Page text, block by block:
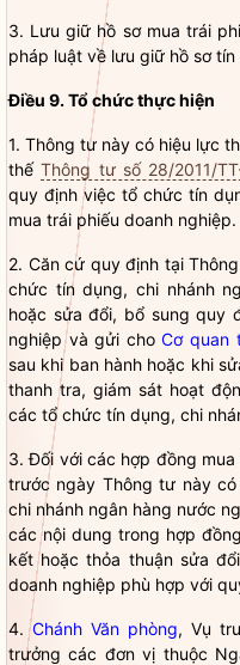
3. Lưu giữ hồ sơ mua trái
pháp luật về lưu giữ hồ sơ tín
Điều 9. Tổ chức thực hiện
1. Thông tư này có hiệu lực
thếThông tư số 28/2011/
quy định việc tổ chức tín
mua trái phiếu doanh nghiệp.
2. Căn cứ quy định tại
chức tín dụng, chi nhánh
hoặc sửa đổi, bổ sung quy
nghiệpvà gửi choCơ quan
sau khi ban hành hoặc khi
thanh tra, giám sát hoạt
các tổ chức tín dụng, chi
3. Đối với các hợp đồng mua
trước ngày Thông tư này
chi nhánh ngân hàng nước
các nội dung trong hợp
kết hoặc thỏa thuận sửa
doanh nghiệp phù hợp với
4.Chánh Văn phòng, Vụ
trưởng các đơn vị thuộc